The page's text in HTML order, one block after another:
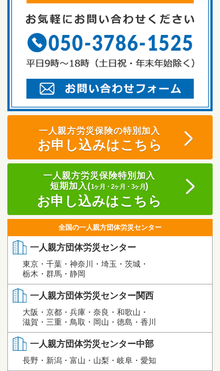
一人親方労災保険の特別加入
お申し込みはこちら
一人親方労災保険特別加入
短期加入(1ヶ月・2ヶ月・3ヶ月)
お申し込みはこちら
全国の一人親方団体労災センター
一人親方団体労災センター
東京・千葉・神奈川・埼玉・茨城・
栃木・群馬・静岡
一人親方団体労災センター関西
大阪・京都・兵庫・奈良・和歌山・
滋賀・三重・鳥取・岡山・徳島・香川
一人親方団体労災センター中部
長野・新潟・富山・山梨・岐阜・愛知